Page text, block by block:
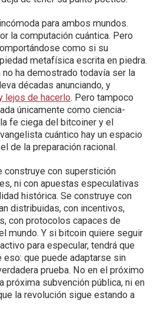
para ambos mundos.
la computación cuántica. Pero
como si su
metafísica escrita en piedra.
no ha demostrado todavía ser la
décadas anunciando, y
lejos de hacerlo. Pero tampoco
únicamente como ciencia-
fe ciega del bitcoiner y el
cuántico hay un espacio
de la preparación racional.
construye con superstición
ni con apuestas especulativas
histórica. Se construye con
distribuidas, con incentivos,
con protocolos capaces de
mundo. Y si bitcoin quiere seguir
para especular, tendrá que
que puede adaptarse sin
prueba. No en el próximo
próxima subvención pública, ni en
la revolución sigue estando a